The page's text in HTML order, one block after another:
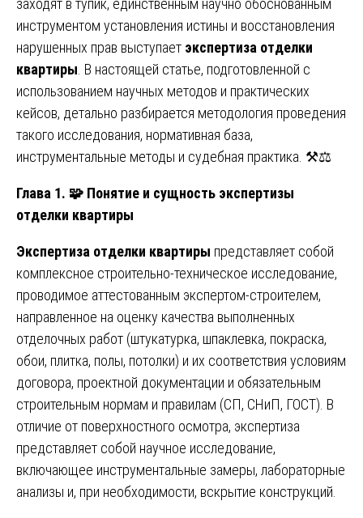
заходят в тупик, единственным научно обоснованным
инструментом установления истины и восстановления
нарушенных прав выступает экспертиза отделки
квартиры . В настоящей статье, подготовленной с
использованием научных методов и практических
кейсов, детально разбирается методология проведения
такого исследования, нормативная база,
инструментальные методы и судебная практика. ⚒️⚖️
Глава 1. 🧩 Понятие и сущность экспертизы
отделки квартиры
Экспертиза отделки квартиры представляет собой
комплексное строительно-техническое исследование,
проводимое аттестованным экспертом-строителем,
направленное на оценку качества выполненных
отделочных работ (штукатурка, шпаклевка, покраска,
обои, плитка, полы, потолки) и их соответствия условиям
договора, проектной документации и обязательным
строительным нормам и правилам (СП, СНиП, ГОСТ). В
отличие от поверхностного осмотра, экспертиза
представляет собой научное исследование,
включающее инструментальные замеры, лабораторные
анализы и, при необходимости, вскрытие конструкций.